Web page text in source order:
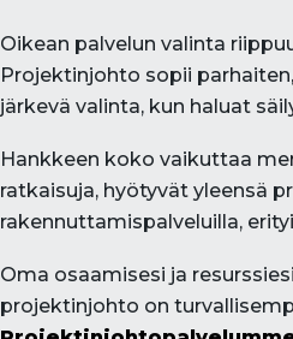
Oikean palvelun valinta
Projektinjohto sopii
järkevä valinta, kun haluat
Hankkeen koko vaikuttaa
ratkaisuja, hyötyvät yleensä
rakennuttamispalveluilla,
Oma osaamisesi ja
projektinjohto on